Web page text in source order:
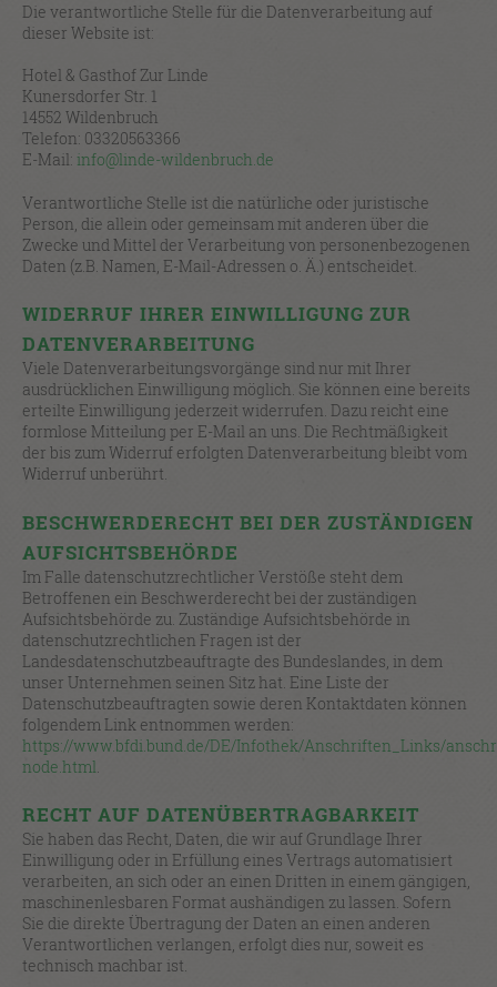
Die verantwortliche Stelle für die Datenverarbeitung auf
dieser Website ist:
Hotel & Gasthof Zur Linde
Kunersdorfer Str. 1
14552 Wildenbruch
Telefon: 03320563366
E-Mail: info@linde-wildenbruch.de
Verantwortliche Stelle ist die natürliche oder juristische
Person, die allein oder gemeinsam mit anderen über die
Zwecke und Mittel der Verarbeitung von personenbezogenen
Daten (z.B. Namen, E-Mail-Adressen o. Ä.) entscheidet.
WIDERRUF IHRER EINWILLIGUNG ZUR
DATENVERARBEITUNG
Viele Datenverarbeitungsvorgänge sind nur mit Ihrer
ausdrücklichen Einwilligung möglich. Sie können eine bereits
erteilte Einwilligung jederzeit widerrufen. Dazu reicht eine
formlose Mitteilung per E-Mail an uns. Die Rechtmäßigkeit
der bis zum Widerruf erfolgten Datenverarbeitung bleibt vom
Widerruf unberührt.
BESCHWERDERECHT BEI DER ZUSTÄNDIGEN
AUFSICHTSBEHÖRDE
Im Falle datenschutzrechtlicher Verstöße steht dem
Betroffenen ein Beschwerderecht bei der zuständigen
Aufsichtsbehörde zu. Zuständige Aufsichtsbehörde in
datenschutzrechtlichen Fragen ist der
Landesdatenschutzbeauftragte des Bundeslandes, in dem
unser Unternehmen seinen Sitz hat. Eine Liste der
Datenschutzbeauftragten sowie deren Kontaktdaten können
folgendem Link entnommen werden:
https://www.bfdi.bund.de/DE/Infothek/Anschriften_Links/
node.html.
RECHT AUF DATENÜBERTRAGBARKEIT
Sie haben das Recht, Daten, die wir auf Grundlage Ihrer
Einwilligung oder in Erfüllung eines Vertrags automatisiert
verarbeiten, an sich oder an einen Dritten in einem gängigen,
maschinenlesbaren Format aushändigen zu lassen. Sofern
Sie die direkte Übertragung der Daten an einen anderen
Verantwortlichen verlangen, erfolgt dies nur, soweit es
technisch machbar ist.